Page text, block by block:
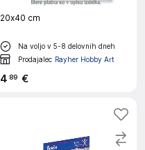
20x40 cm
Na voljo v 5-8 delovnih dneh
Prodajalec Rayher Hobby Art
4 89 €